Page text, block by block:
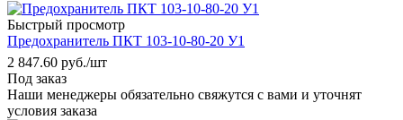
Быстрый просмотр
Предохранитель ПКТ 103-10-80-20 У1
2 847.60 руб./шт
Под заказ
Наши менеджеры обязательно свяжутся с вами и уточнят
условия заказа